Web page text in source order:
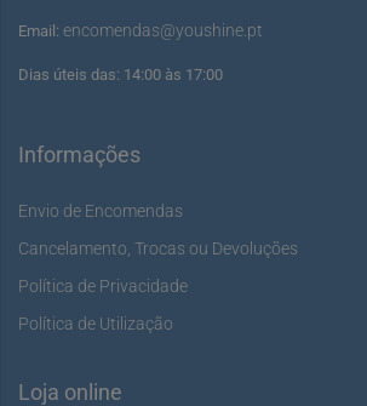
Email: encomendas@youshine.pt
Dias úteis das: 14:00 às 17:00
Informações
Envio de Encomendas
Cancelamento, Trocas ou Devoluções
Política de Privacidade
Política de Utilização
Loja online